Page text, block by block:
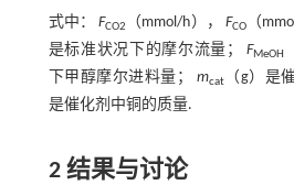
式中：FCO2 （mmol/h），FCO （
是标准状况下的摩尔流量； FMeOH
下甲醇摩尔进料量； mcat（g）是
是催化剂中铜的质量.
2 结果与讨论